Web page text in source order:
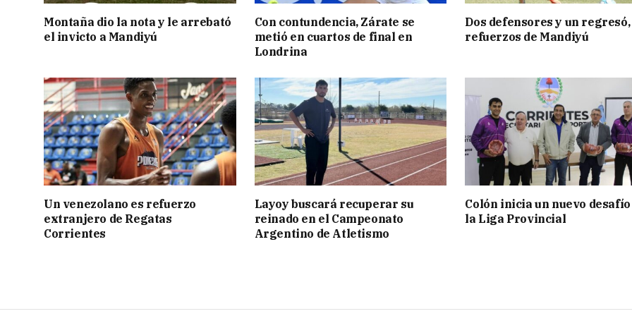
Montaña dio la nota y le arrebató
el invicto a Mandiyú
Con contundencia, Zárate se
metió en cuartos de final en
Londrina
Dos defensores y un regresó,
refuerzos de Mandiyú
Un venezolano es refuerzo
extranjero de Regatas
Corrientes
Layoy buscará recuperar su
reinado en el Campeonato
Argentino de Atletismo
Colón inicia un nuevo
la Liga Provincial